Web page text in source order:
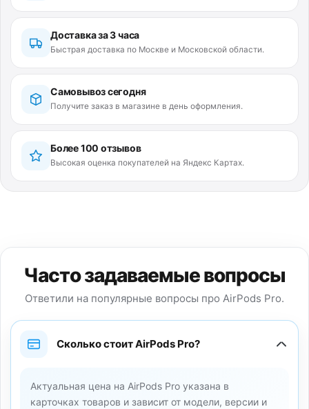
Доставка за 3 часа
Быстрая доставка по Москве и Московской области.
Самовывоз сегодня
Получите заказ в магазине в день оформления.
Более 100 отзывов
Высокая оценка покупателей на Яндекс Картах.
Часто задаваемые вопросы
Ответили на популярные вопросы про AirPods Pro.
Сколько стоит AirPods Pro?
Актуальная цена на AirPods Pro указана в
карточках товаров и зависит от модели, версии и